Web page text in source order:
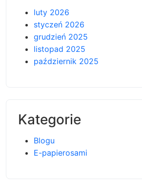
luty 2026
styczeń 2026
grudzień 2025
listopad 2025
październik 2025
Kategorie
Blogu
E-papierosami